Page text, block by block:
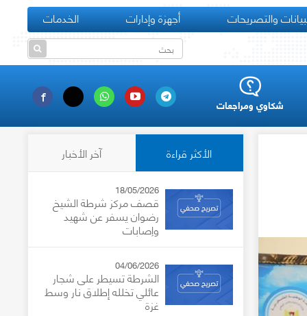
والتصريحات أجهزة وإدارات الخدمات
شكاوي ومراجعات
الأكثر قراءة آخر الأخبار
18/05/2026
قصف مركز شرطة الشيخ
رضوان يسفر عن شهيد
وإصابات
04/06/2026
الشرطة تسيطر على شجار
عائلي تخلله إطلاق نار وسط
غزة